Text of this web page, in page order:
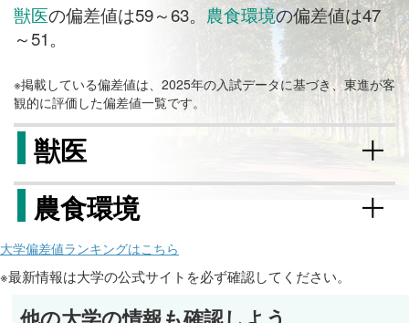
獣医の偏差値は59～63。 農食環境の偏差値は47
～51。
※掲載している偏差値は、2025年の入試データに基づき、東進が客
観的に評価した偏差値一覧です。
獣医
農食環境
大学偏差値ランキングはこちら
※最新情報は大学の公式サイトを必ず確認してください。